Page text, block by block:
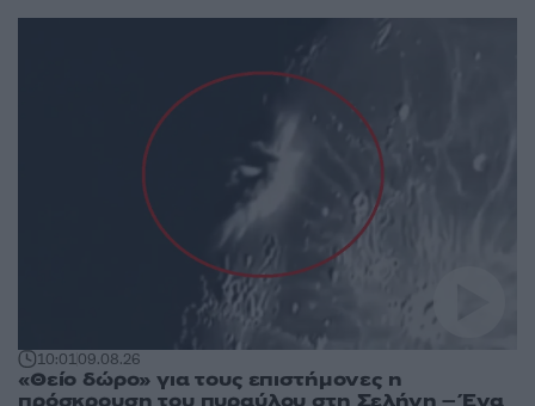
10:0109.08.26
«Θείο δώρο» για τους επιστήμονες η